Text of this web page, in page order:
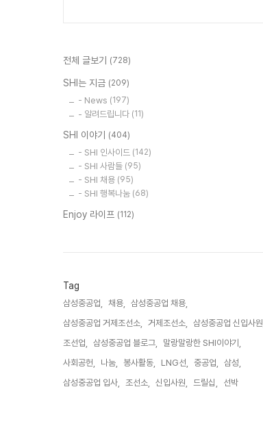
전체 글보기 (728)
SHI는 지금 (209)
- News (197)
- 알려드립니다 (11)
SHI 이야기 (404)
- SHI 인사이드 (142)
- SHI 사람들 (95)
- SHI 채용 (95)
- SHI 행복나눔 (68)
Enjoy 라이프 (112)
Tag
삼성중공업, 채용,
삼성중공업 채용,
삼성중공업 거제조선소,
거제조선소,
삼성중공업 신입사원,
조선업,
삼성중공업 블로그,
말랑말랑한 SHI이야기,
사회공헌,
나눔, 봉사활동, LNG선, 중공업,
삼성,
삼성중공업 입사,
조선소, 신입사원, 드릴십, 선박,